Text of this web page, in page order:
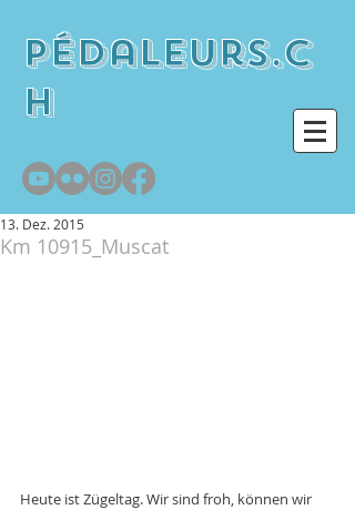
pédaleurs.c
h
Km 10915_Muscat
13. Dez. 2015
Heute ist Zügeltag. Wir sind froh, können wir